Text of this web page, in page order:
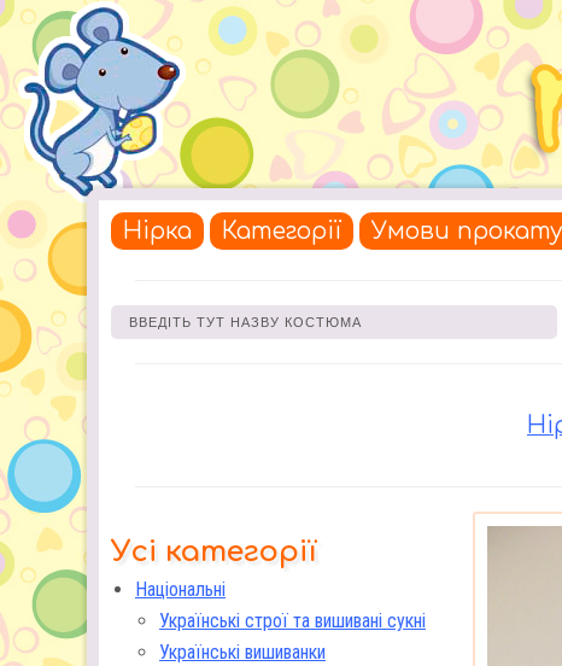
Нірка Категорії Умови прокату
Усі категорії
Національні
Українські строї та вишивані сукні
Українські вишиванки